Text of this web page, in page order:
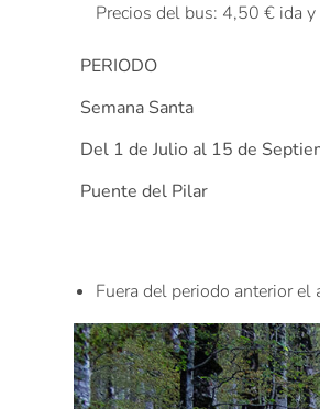
Precios del bus: 4,50 € ida
PERIODO
Semana Santa
Del 1 de Julio al 15 de
Puente del Pilar
Fuera del periodo anterior el